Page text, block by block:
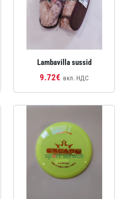
Lambavilla sussid
9.72€ вкл. НДС